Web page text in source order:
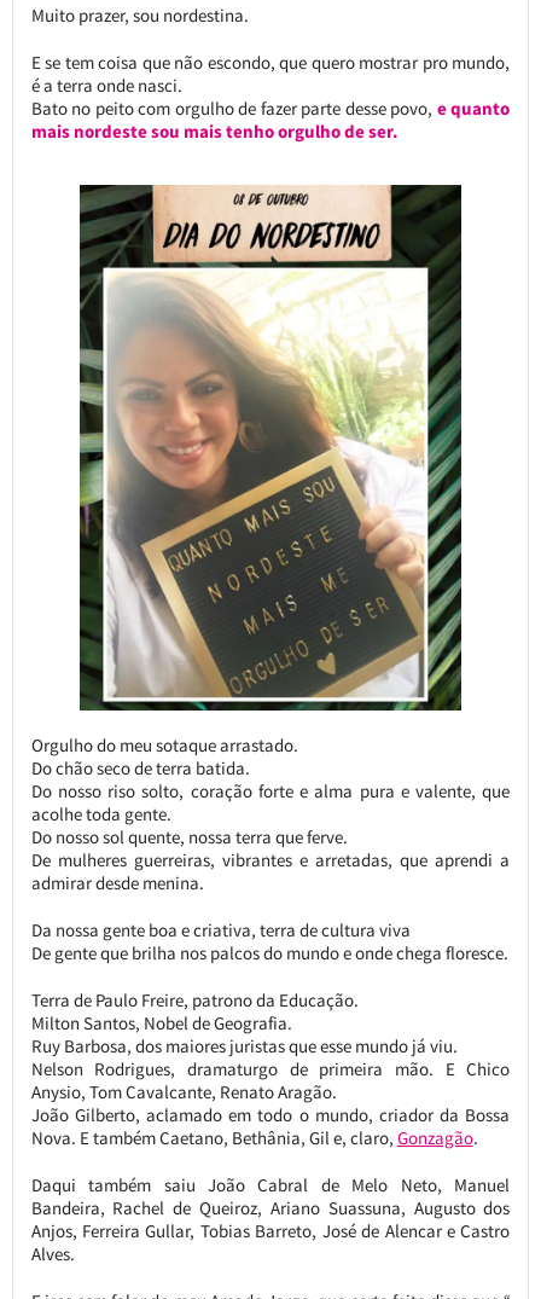
Muito prazer, sou nordestina.
E se tem coisa que não escondo, que quero mostrar pro mundo,
é a terra onde nasci.
Bato no peito com orgulho de fazer parte desse povo, e quanto
mais nordeste sou mais tenho orgulho de ser.
Orgulho do meu sotaque arrastado.
Do chão seco de terra batida.
Do nosso riso solto, coração forte e alma pura e valente, que
acolhe toda gente.
Do nosso sol quente, nossa terra que ferve.
De mulheres guerreiras, vibrantes e arretadas, que aprendi a
admirar desde menina.
Da nossa gente boa e criativa, terra de cultura viva
De gente que brilha nos palcos do mundo e onde chega floresce.
Terra de Paulo Freire, patrono da Educação.
Milton Santos, Nobel de Geografia.
Ruy Barbosa, dos maiores juristas que esse mundo já viu.
Nelson Rodrigues, dramaturgo de primeira mão. E Chico
Anysio, Tom Cavalcante, Renato Aragão.
João Gilberto, aclamado em todo o mundo, criador da Bossa
Nova. E também Caetano, Bethânia, Gil e, claro, Gonzagão.
Daqui também saiu João Cabral de Melo Neto, Manuel
Bandeira, Rachel de Queiroz, Ariano Suassuna, Augusto dos
Anjos, Ferreira Gullar, Tobias Barreto, José de Alencar e Castro
Alves.